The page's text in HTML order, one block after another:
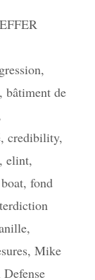
,
, bâtiment de
, credibility,
, elint,
, fond
,
, Mike